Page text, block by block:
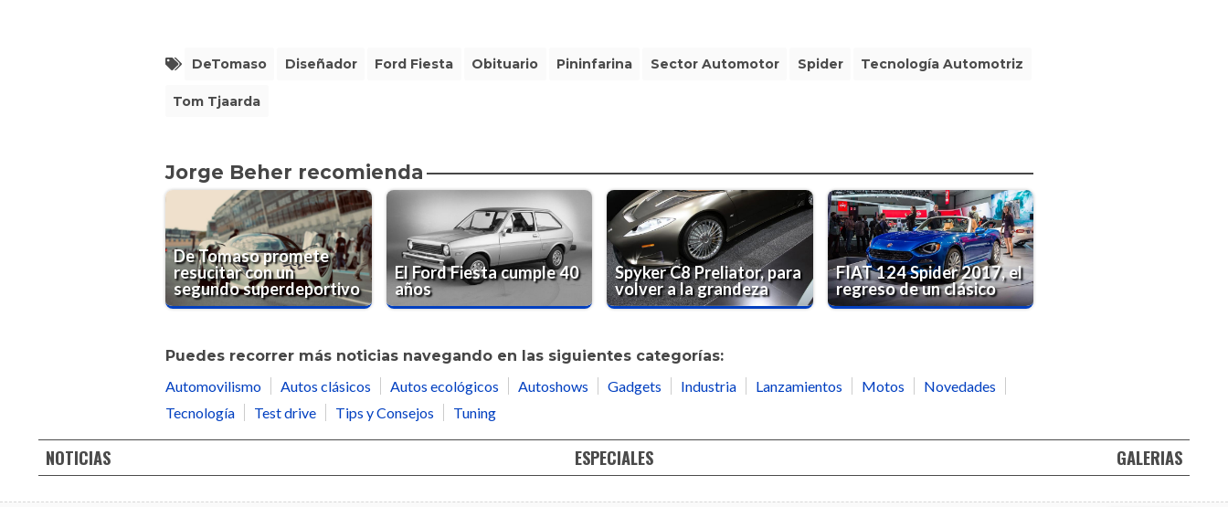
DeTomaso Diseñador Ford Fiesta Obituario Pininfarina Sector Automotor Spider Tecnología Automotriz
Tom Tjaarda
Jorge Beher recomienda
De Tomaso promete
resucitar con un
segundo superdeportivo
El Ford Fiesta cumple 40
años
Spyker C8 Preliator, para
volver a la grandeza
FIAT 124 Spider 2017, el
regreso de un clásico
Puedes recorrer más noticias navegando en las siguientes categorías:
Automovilismo
Autos clásicos Autos ecológicos Autoshows Gadgets Industria Lanzamientos Motos
Novedades
Tecnología
Test drive Tips y Consejos Tuning
NOTICIAS ESPECIALES GALERIAS